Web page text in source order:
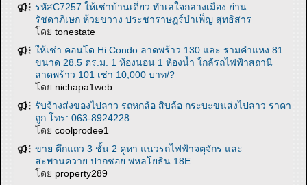
รหัสC7257 ให้เช่าบ้านเดี่ยว ทำเลใจกลางเมือง ย่าน
รัชดาภิเษก ห้วยขวาง ประชาราษฎร์บำเพ็ญ สุทธิสาร
โดย tonestate
ให้เช่า คอนโด Hi Condo ลาดพร้าว 130 และ รามคำแหง 81
ขนาด 28.5 ตร.ม. 1 ห้องนอน 1 ห้องน้ำ ใกล้รถไฟฟ้าสถานี
ลาดพร้าว 101 เช่า 10,000 บาท/?
โดย nichapa1web
รับจ้างส่งของไปลาว รถหกล้อ สิบล้อ กระบะขนส่งไปลาว ราคา
ถูก โทร: 063-8924228.
โดย coolprodee1
ขาย ตึกแถว 3 ชั้น 2 คูหา แนวรถไฟฟ้าจตุจักร และ
สะพานควาย ปากซอย พหลโยธิน 18E
โดย property289